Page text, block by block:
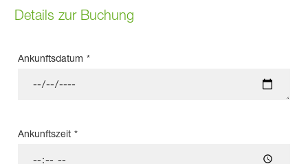
Details zur Buchung
Ankunftsdatum *
Ankunftszeit *